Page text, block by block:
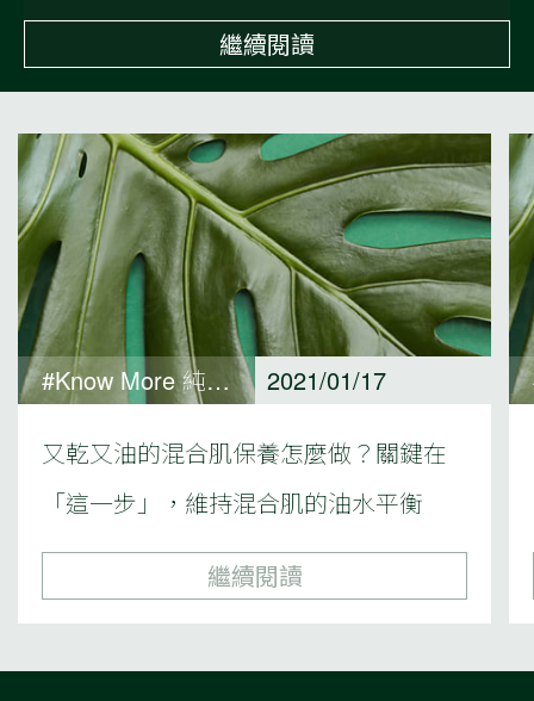
繼續閱讀
#Know More 純淨保養觀點 2021/01/17
又乾又油的混合肌保養怎麼做？關鍵在
「這一步」，維持混合肌的油水平衡
繼續閱讀